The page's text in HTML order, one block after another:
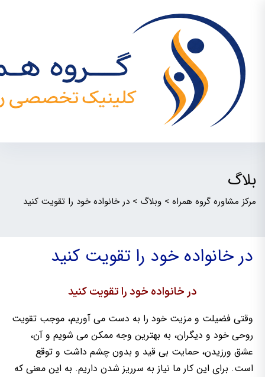
بلاگ
مرکز مشاوره گروه همراه > وبلاگ > در خانواده خود را تقویت کنید
در خانواده خود را تقویت کنید
در خانواده خود را تقویت کنید
وقتی فضیلت و مزیت خود را به دست می آوریم، موجب تقویت
روحی خود و دیگران، به بهترین وجه ممکن می شویم و آن،
عشق ورزیدن، حمایت بی قید و بدون چشم داشت و توقع
است. برای این کار ما نیاز به سرریز شدن داریم. به این معنی که